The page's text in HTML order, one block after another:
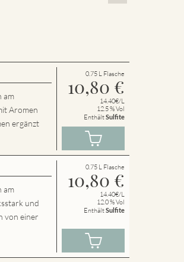
am
Aromen
ergänzt
0.75 L Flasche
10,80 €
14.40€/L
12.5 % Vol
EnthältSulfite
am
und
von einer
0.75 L Flasche
10,80 €
14.40€/L
12.0 % Vol
EnthältSulfite